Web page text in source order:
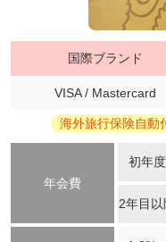
国際ブランド
VISA / Mastercard
海外旅行保険自動
年会費
初年度
2年目以